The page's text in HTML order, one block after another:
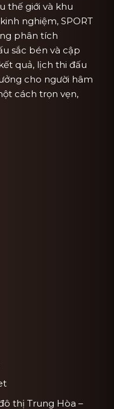
thế giới và khu
nghiệm, SPORT
phân tích
sắc bén và cập
quả, lịch thi đấu
cho người hâm
cách trọn vẹn,
thị Trung Hòa –